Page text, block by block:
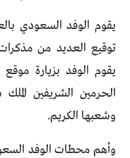
يقوم الوفد السعودي
توقيع العديد من
يقوم الوفد بزيارة موقع
الحرمين الشريفين
وشعبها الكريم.
وأهم محطات الوفد